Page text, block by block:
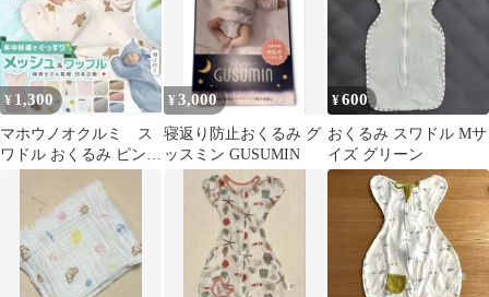
¥ 1,300
マホウノオクルミ ス
ワドル おくるみ ピンク
メッシュ Sサイズ
¥3,000
寝返り防止おくるみ グ
ッスミン GUSUMIN
¥600
おくるみ スワドル Mサ
イズ グリーン